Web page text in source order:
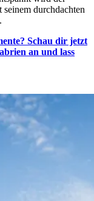
seinem durchdachten
Schau dir jetzt
an und lass